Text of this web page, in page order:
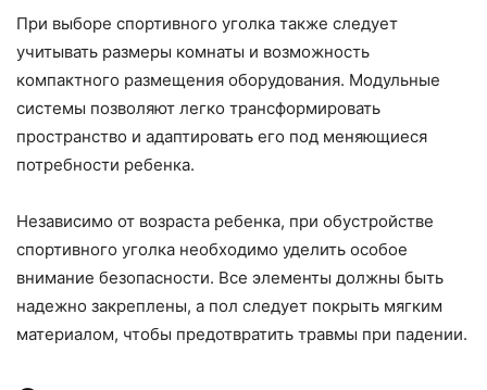
При выборе спортивного уголка также следует
учитывать размеры комнаты и возможность
компактного размещения оборудования. Модульные
системы позволяют легко трансформировать
пространство и адаптировать его под меняющиеся
потребности ребенка.
Независимо от возраста ребенка, при обустройстве
спортивного уголка необходимо уделить особое
внимание безопасности. Все элементы должны быть
надежно закреплены, а пол следует покрыть мягким
материалом, чтобы предотвратить травмы при падении.